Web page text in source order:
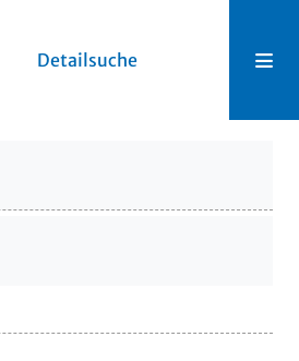
Detailsuche